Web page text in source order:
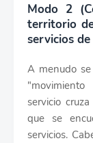
Modo 2
territorio
servicios
A menudo
servicio
que se
servicios.